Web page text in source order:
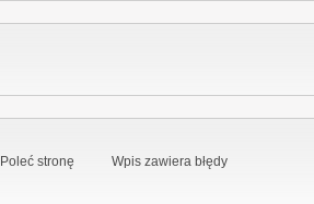
Poleć stronę Wpis zawiera błędy